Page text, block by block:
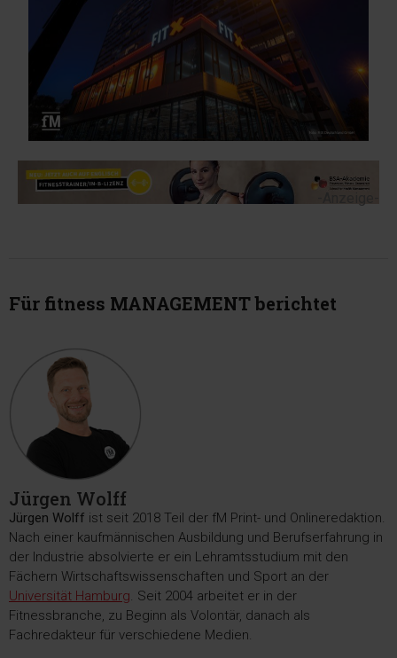
Für fitness MANAGEMENT berichtet
Jürgen Wolff
Jürgen Wolff ist seit 2018 Teil der fM Print- und Onlineredaktion.
Nach einer kaufmännischen Ausbildung und Berufserfahrung in
der Industrie absolvierte er ein Lehramtsstudium mit den
Fächern Wirtschaftswissenschaften und Sport an der
Universität Hamburg . Seit 2004 arbeitet er in der
Fitnessbranche, zu Beginn als Volontär, danach als
Fachredakteur für verschiedene Medien.